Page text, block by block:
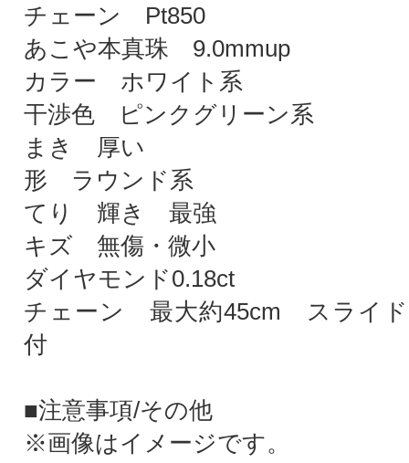
チェーン Pt850
あこや本真珠 9.0mmup
カラー ホワイト系
干渉色 ピンクグリーン系
まき 厚い
形 ラウンド系
てり 輝き 最強
キズ 無傷・微小
ダイヤモンド0.18ct
チェーン 最大約45cm スライド
付
■注意事項/その他
※画像はイメージです。